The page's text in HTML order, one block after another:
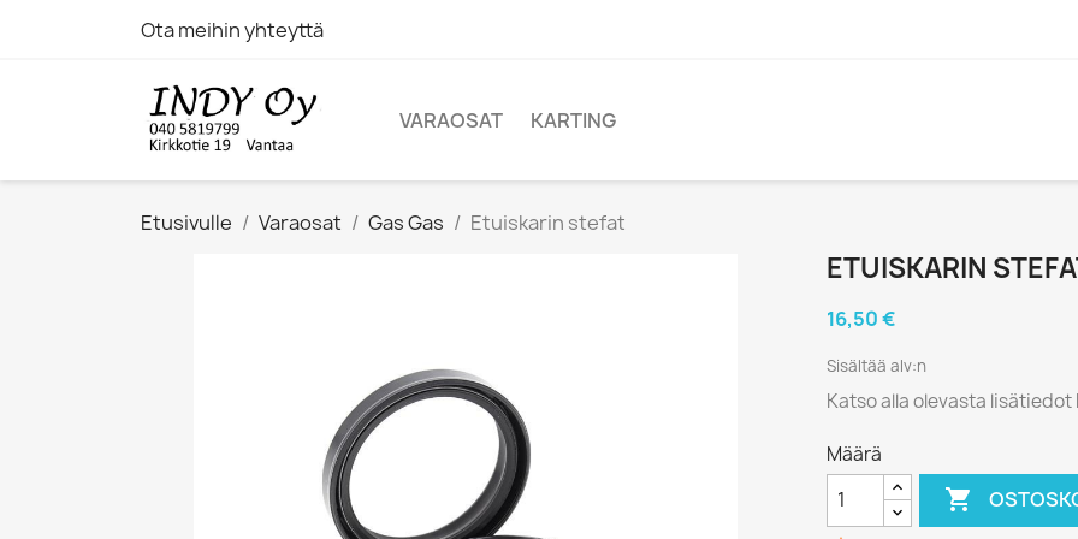
Ota meihin yhteyttä
VARAOSAT KARTING
Etusivulle Varaosat Gas Gas Etuiskarin stefat
ETUISKARIN
16,50 €
Sisältää alv:n
Katso alla olevasta
Määrä
